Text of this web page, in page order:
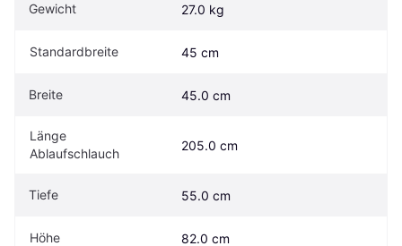
Gewicht 27.0 kg
Standardbreite 45 cm
Breite 45.0 cm
Länge
Ablaufschlauch
205.0 cm
Tiefe 55.0 cm
Höhe 82.0 cm